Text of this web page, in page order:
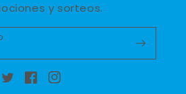
y sorteos.
TwitterFacebookInstagram